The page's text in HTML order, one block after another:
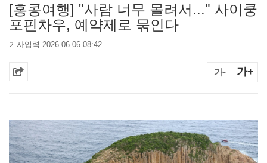
[홍콩여행] "사람 너무 몰려서..." 사이쿵
포핀차우, 예약제로 묶인다
기사입력 2026.06.06 08:42
가- 가+